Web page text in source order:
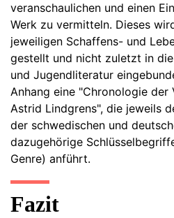
veranschaulichen und einen
Werk zu vermitteln. Dieses
jeweiligen Schaffens- und
gestellt und nicht zuletzt in
und Jugendliteratur
Anhang eine "Chronologie der
Astrid Lindgrens", die jeweils
der schwedischen und
dazugehörige
Genre) anführt.
Fazit